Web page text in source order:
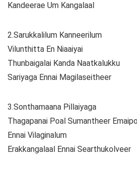
Kandeerae Um Kangalaal
2.Sarukkalilum Kanneerilum
Vilunthitta En Niaaiyai
Thunbaigalai Kanda Naatkalukku
Sariyaga Ennai Magilaseitheer
3.Sonthamaana Pillaiyaga
Thagapanai Poal Sumantheer
Ennai Vilaginalum
Erakkangalaal Ennai Searthukolveer